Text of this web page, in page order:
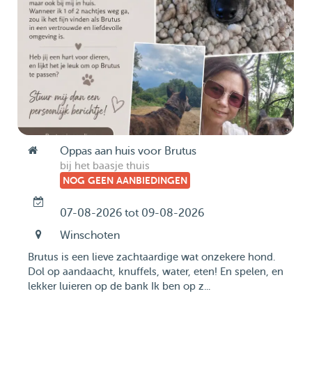
Oppas aan huis voor Brutus
bij het baasje thuis
NOG GEEN AANBIEDINGEN
07-08-2026 tot 09-08-2026
Winschoten
Brutus is een lieve zachtaardige wat onzekere hond.
Dol op aandaacht, knuffels, water, eten! En spelen, en
lekker luieren op de bank Ik ben op z...